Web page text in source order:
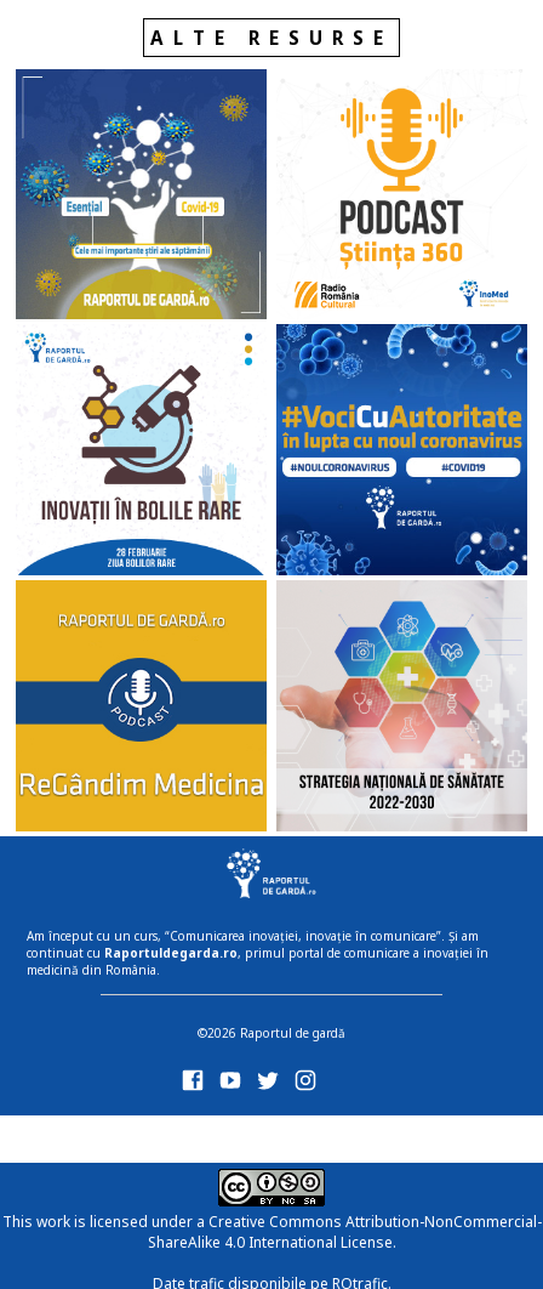
ALTE RESURSE
Am început cu un curs, “Comunicarea inovației, inovație în comunicare”. Și am
continuat cu Raportuldegarda.ro, primul portal de comunicare a inovației în
medicină din România.
©2026 Raportul de gardă
This work is licensed under a Creative Commons Attribution-NonCommercial-
ShareAlike 4.0 International License.
Date trafic disponibile pe ROtrafic.